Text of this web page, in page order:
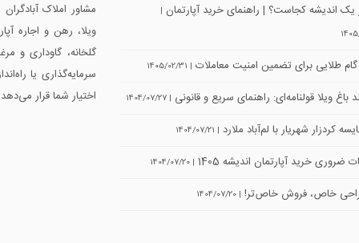
یک اندیشه کجاست؟ | راهنمای خرید آپارتمان |
| 1405/02/31
باغ ویلا قولنامه‌ای: راهنمای سریع و قانونی | 1404/07/27
کردزار شهریار با لم‌آباد ملارد | 1404/07/21
ضروری خرید آپارتمان اندیشه 1405 | 1404/07/20
خاص، فروش خاص‌تر! | 1404/07/20
مشاور املاک
ویلا، رهن و اجاره
گلخانه، گاوداری و
سرمایه‌گذاری یا
اختیار شما قرار